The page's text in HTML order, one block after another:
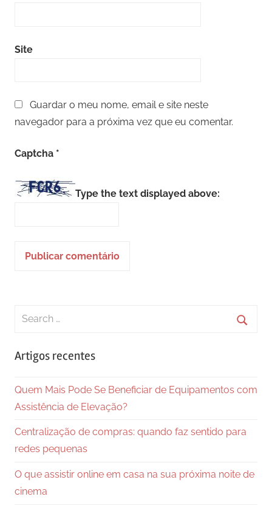
Site
Guardar o meu nome, email e site neste
navegador para a próxima vez que eu comentar.
Captcha *
Type the text displayed above:
Search
Artigos recentes
Quem Mais Pode Se Beneficiar de Equipamentos com
Assistência de Elevação?
Centralização de compras: quando faz sentido para
redes pequenas
O que assistir online em casa na sua próxima noite de
cinema